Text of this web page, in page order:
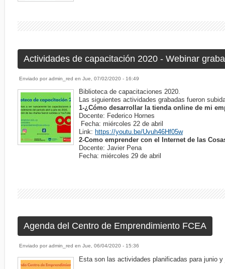
Actividades de capacitación 2020 - Webinar
Enviado poradmin_red enJue, 07/02/2020 - 16:49
Biblioteca de capacitaciones 2020.
Las siguientes actividades grabadas fueron
1-¿Cómo desarrollar la tienda online de mi
Docente: Federico Hornes
Fecha: miércoles 22 de abril
Link: https://youtu.be/Uvuh46Hf05w
2-Como emprender con el Internet de las
Docente: Javier Pena
Fecha: miércoles 29 de abril
Agenda del Centro de Emprendimiento FCEA
Enviado poradmin_red enJue, 06/04/2020 - 15:36
Esta son las actividades planificadas para junio y